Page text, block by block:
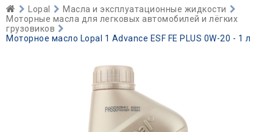
Lopal
Масла и эксплуатационные жидкости
Моторные масла для легковых автомобилей и лёгких
грузовиков
Моторное масло Lopal 1 Advance ESF FE PLUS 0W-20 - 1 л